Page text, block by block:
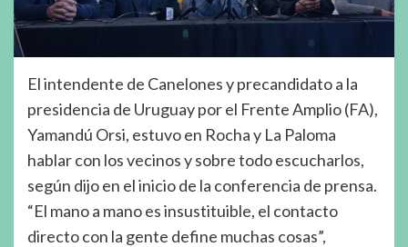
El intendente de Canelones y precandidato a la
presidencia de Uruguay por el Frente Amplio (FA),
Yamandú Orsi, estuvo en Rocha y La Paloma
hablar con los vecinos y sobre todo escucharlos,
según dijo en el inicio de la conferencia de prensa.
“El mano a mano es insustituible, el contacto
directo con la gente define muchas cosas”,